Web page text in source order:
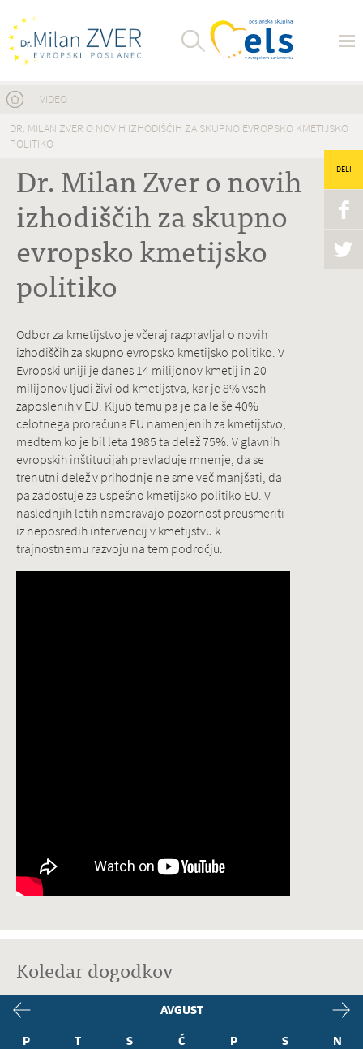
Nahajate se tukaj
VIDEO
DR. MILAN ZVER O NOVIH IZHODIŠČIH ZA SKUPNO EVROPSKO KMETIJSKO
POLITIKO
Dr. Milan Zver o novih
izhodiščih za skupno
evropsko kmetijsko
politiko
DELI
Odbor za kmetijstvo je včeraj razpravljal o novih
izhodiščih za skupno evropsko kmetijsko politiko. V
Evropski uniji je danes 14 milijonov kmetij in 20
milijonov ljudi živi od kmetijstva, kar je 8% vseh
zaposlenih v EU. Kljub temu pa je pa le še 40%
celotnega proračuna EU namenjenih za kmetijstvo,
medtem ko je bil leta 1985 ta delež 75%. V glavnih
evropskih inštitucijah prevladuje mnenje, da se
trenutni delež v prihodnje ne sme več manjšati, da
pa zadostuje za uspešno kmetijsko politiko EU. V
naslednjih letih nameravajo pozornost preusmeriti
iz neposredih intervencij v kmetijstvu k
trajnostnemu razvoju na tem področju.
Koledar dogodkov
AVGUST
P
T S Č P S N